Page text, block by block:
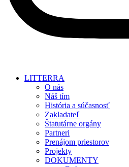
LITTERRA
O nás
Náš tím
História a súčasnosť
Zakladateľ
Štatutárne orgány
Partneri
Prenájom priestorov
Projekty
DOKUMENTY